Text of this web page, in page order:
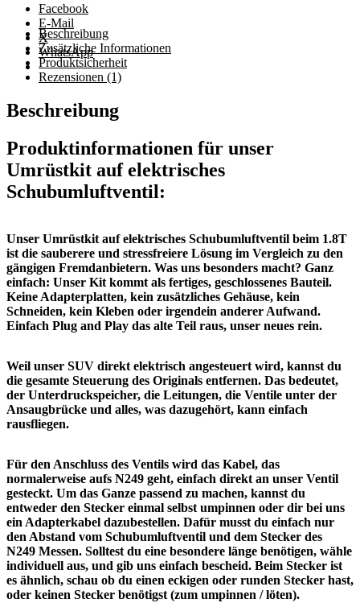
Facebook
E-Mail
X
WhatsApp
Beschreibung
Zusätzliche Informationen
Produktsicherheit
Rezensionen (1)
Beschreibung
Produktinformationen für unser
Umrüstkit auf elektrisches
Schubumluftventil:
Unser Umrüstkit auf elektrisches Schubumluftventil beim 1.8T
ist die sauberere und stressfreiere Lösung im Vergleich zu den
gängigen Fremdanbietern. Was uns besonders macht? Ganz
einfach: Unser Kit kommt als fertiges, geschlossenes Bauteil.
Keine Adapterplatten, kein zusätzliches Gehäuse, kein
Schneiden, kein Kleben oder irgendein anderer Aufwand.
Einfach Plug and Play das alte Teil raus, unser neues rein.
Weil unser SUV direkt elektrisch angesteuert wird, kannst du
die gesamte Steuerung des Originals entfernen. Das bedeutet,
der Unterdruckspeicher, die Leitungen, die Ventile unter der
Ansaugbrücke und alles, was dazugehört, kann einfach
rausfliegen.
Für den Anschluss des Ventils wird das Kabel, das
normalerweise aufs N249 geht, einfach direkt an unser Ventil
gesteckt. Um das Ganze passend zu machen, kannst du
entweder den Stecker einmal selbst umpinnen oder dir bei uns
ein Adapterkabel dazubestellen. Dafür musst du einfach nur
den Abstand vom Schubumluftventil und dem Stecker des
N249 Messen. Solltest du eine besondere länge benötigen, wähle
individuell aus, und gib uns einfach bescheid. Beim Stecker ist
es ähnlich, schau ob du einen eckigen oder runden Stecker hast,
oder keinen Stecker benötigst (zum umpinnen / löten).